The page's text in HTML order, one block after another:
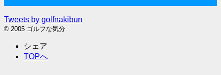
Tweets by golfnakibun
© 2005 ゴルフな気分
シェア
TOPへ